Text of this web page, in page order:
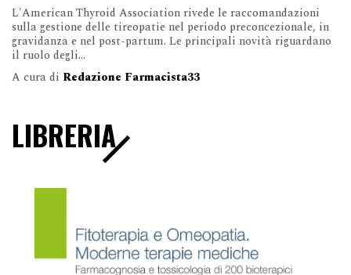
L'American Thyroid Association rivede le raccomandazioni
sulla gestione delle tireopatie nel periodo preconcezionale, in
gravidanza e nel post-partum. Le principali novità riguardano
il ruolo degli...
A cura di Redazione Farmacista33
LIBRERIA